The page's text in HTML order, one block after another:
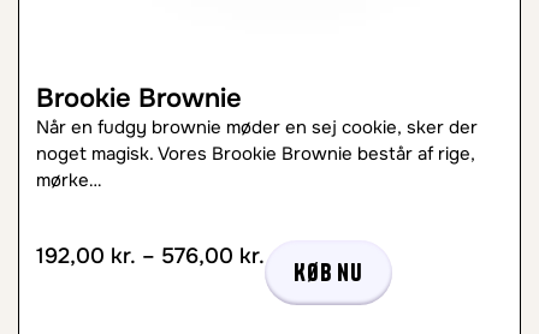
Brookie Brownie
Når en fudgy brownie møder en sej cookie, sker der
noget magisk. Vores Brookie Brownie består af rige,
mørke…
192,00 kr. – 576,00 kr.
Køb nu